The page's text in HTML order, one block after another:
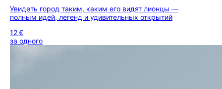
Увидеть город таким, каким его видят лионцы —
полным идей, легенд и удивительных открытий
12 €
за одного